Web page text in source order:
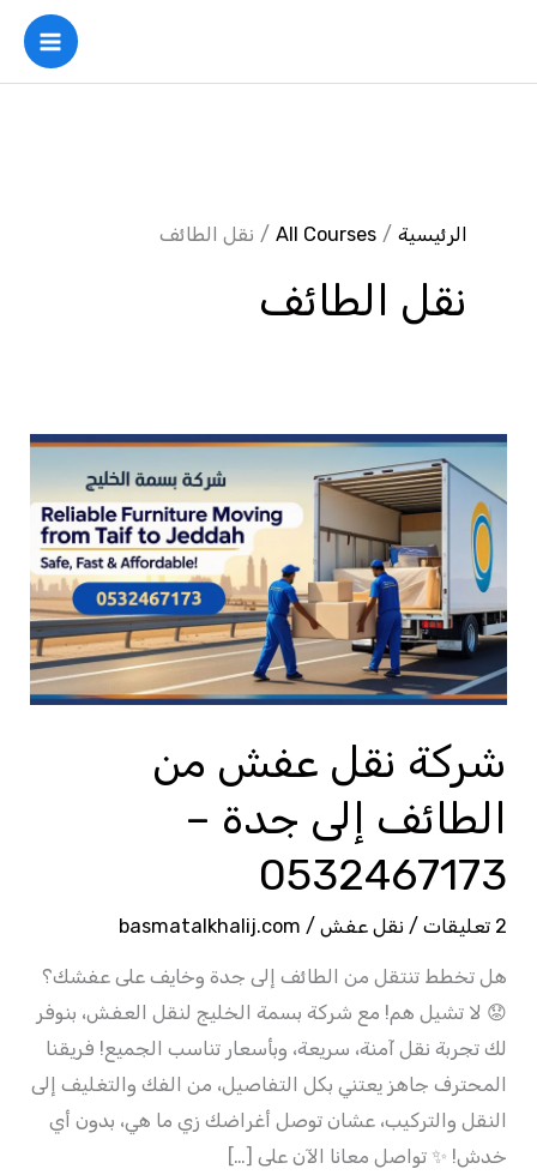
المحتوى
الرئيسية All Courses نقل الطائف
نقل الطائف
شركة نقل عفش من
الطائف إلى جدة –
0532467173
2 تعليقات / نقل عفش /
basmatalkhalij.com
هل تخطط تنتقل من الطائف إلى جدة وخايف على عفشك؟
😟 لا تشيل هم! مع شركة بسمة الخليج لنقل العفش، بنوفر
لك تجربة نقل آمنة، سريعة، وبأسعار تناسب الجميع! فريقنا
المحترف جاهز يعتني بكل التفاصيل، من الفك والتغليف إلى
النقل والتركيب، عشان توصل أغراضك زي ما هي، بدون أي
خدش! ✨ تواصل معانا الآن على […]
شركة
نقل
عفش
من
الطائف
إلى
جدة
–